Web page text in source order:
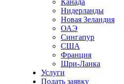
Канада
Нидерланды
Новая Зеландия
ОАЭ
Сингапур
СШA
Франция
Шри-Ланка
Услуги
Подать заявку